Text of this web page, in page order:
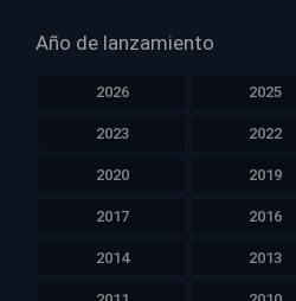
Año de lanzamiento
2026 2025
2023 2022
2020 2019
2017 2016
2014 2013